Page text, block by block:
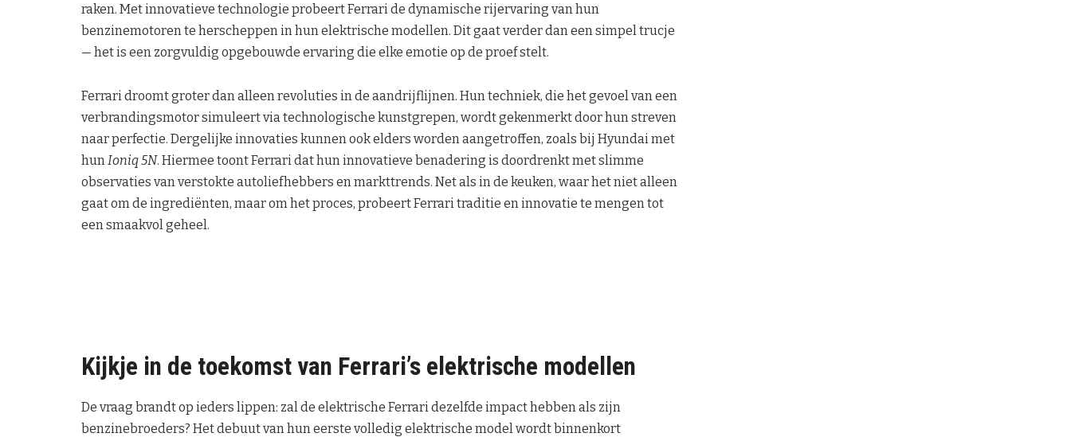
raken. Met innovatieve technologie probeert Ferrari de dynamische rijervaring van hun
benzinemotoren te herscheppen in hun elektrische modellen. Dit gaat verder dan een simpel trucje
— het is een zorgvuldig opgebouwde ervaring die elke emotie op de proef stelt.
Ferrari droomt groter dan alleen revoluties in de aandrijflijnen. Hun techniek, die het gevoel van een
verbrandingsmotor simuleert via technologische kunstgrepen, wordt gekenmerkt door hun streven
naar perfectie. Dergelijke innovaties kunnen ook elders worden aangetroffen, zoals bij Hyundai met
hunIoniq 5N. Hiermee toont Ferrari dat hun innovatieve benadering is doordrenkt met slimme
observaties van verstokte autoliefhebbers en markttrends. Net als in de keuken, waar het niet alleen
gaat om de ingrediënten, maar om het proces, probeert Ferrari traditie en innovatie te mengen tot
een smaakvol geheel.
Kijkje in de toekomst van Ferrari’s elektrische modellen
De vraag brandt op ieders lippen: zal de elektrische Ferrari dezelfde impact hebben als zijn
benzinebroeders? Het debuut van hun eerste volledig elektrische model wordt binnenkort